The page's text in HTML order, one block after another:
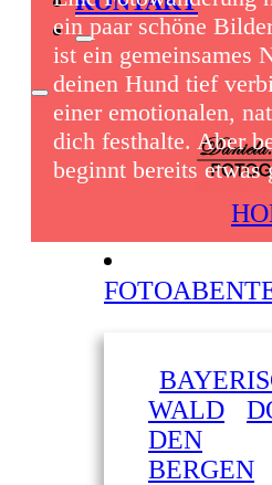
WALD
DEN
BERGEN
ein paar schöne
ist ein gemeinsames
deinen Hund tief
einer emotionalen,
dich festhalte. Aber
beginnt bereits etwas